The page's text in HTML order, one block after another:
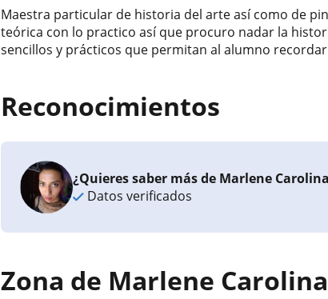
Maestra particular de historia del arte así como de
teórica con lo practico así que procuro nadar la
sencillos y prácticos que permitan al alumno
Reconocimientos
¿Quieres saber más de Marlene
Datos verificados
Zona de Marlene Carolina